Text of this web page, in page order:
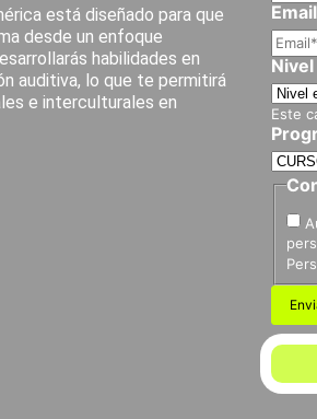
está diseñado para que
desde un enfoque
habilidades en
auditiva, lo que te permitirá
e interculturales en
Email
Este